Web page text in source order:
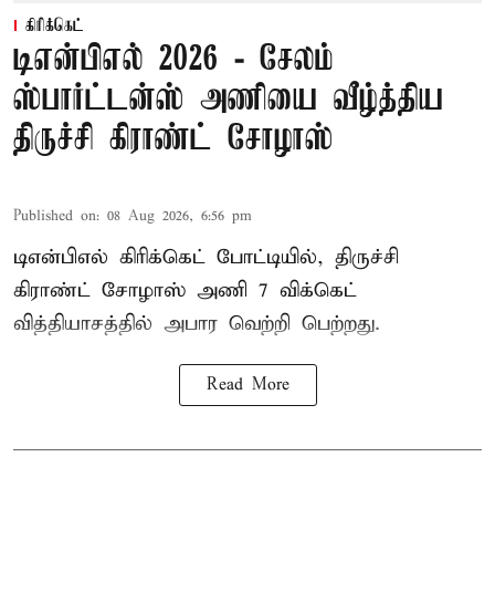
கிரிக்கெட்
டிஎன்பிஎல் 2026 - சேலம்
ஸ்பார்ட்டன்ஸ் அணியை வீழ்த்திய
திருச்சி கிராண்ட் சோழாஸ்
Published on: 08 Aug 2026, 6:56 pm
டிஎன்பிஎல் கிரிக்கெட் போட்டியில், திருச்சி
கிராண்ட் சோழாஸ் அணி 7 விக்கெட்
வித்தியாசத்தில் அபார வெற்றி பெற்றது.
Read More